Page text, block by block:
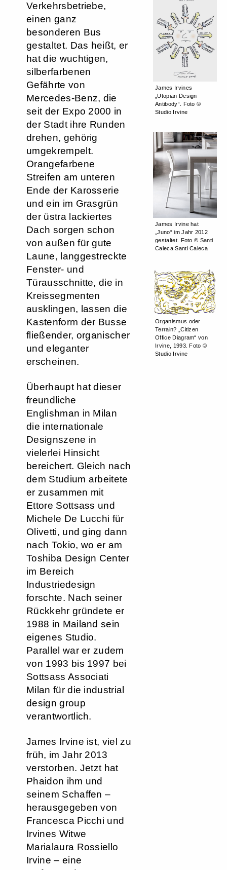
Verkehrsbetriebe,
einen ganz
besonderen Bus
gestaltet. Das heißt, er
hat die wuchtigen,
silberfarbenen
Gefährte von
Mercedes-Benz, die
seit der Expo 2000 in
der Stadt ihre Runden
drehen, gehörig
umgekrempelt.
Orangefarbene
Streifen am unteren
Ende der Karosserie
und ein im Grasgrün
der üstra lackiertes
Dach sorgen schon
von außen für gute
Laune, langgestreckte
Fenster- und
Türausschnitte, die in
Kreissegmenten
ausklingen, lassen die
Kastenform der Busse
fließender, organischer
und eleganter
erscheinen.
Überhaupt hat dieser
freundliche
Englishman in Milan
die internationale
Designszene in
vielerlei Hinsicht
bereichert. Gleich nach
dem Studium arbeitete
er zusammen mit
Ettore Sottsass und
Michele De Lucchi für
Olivetti, und ging dann
nach Tokio, wo er am
Toshiba Design Center
im Bereich
Industriedesign
forschte. Nach seiner
Rückkehr gründete er
1988 in Mailand sein
eigenes Studio.
Parallel war er zudem
von 1993 bis 1997 bei
Sottsass Associati
Milan für die industrial
design group
verantwortlich.
James Irvine ist, viel zu
früh, im Jahr 2013
verstorben. Jetzt hat
Phaidon ihm und
seinem Schaffen –
herausgegeben von
Francesca Picchi und
Irvines Witwe
Marialaura Rossiello
Irvine – eine
James Irvines
„Utopian Design
Antibody“. Foto ©
Studio Irvine
James Irvine hat
„Juno“ im Jahr 2012
gestaltet. Foto © Santi
Caleca Santi Caleca
Organismus oder
Terrain? „Citizen
Office Diagram“ von
Irvine, 1993. Foto ©
Studio Irvine